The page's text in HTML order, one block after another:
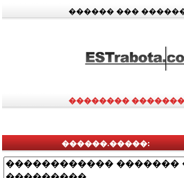
������ ���
��������
������.�����: